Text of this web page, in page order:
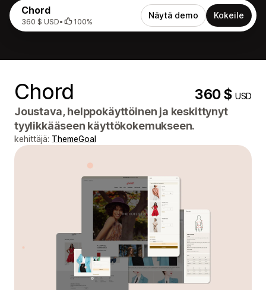
Chord
360 $ USD• 100%
Näytä demo Kokeile
Chord 360 $USD
Joustava, helppokäyttöinen ja keskittynyt
tyylikkääseen käyttökokemukseen.
kehittäjä: ThemeGoal